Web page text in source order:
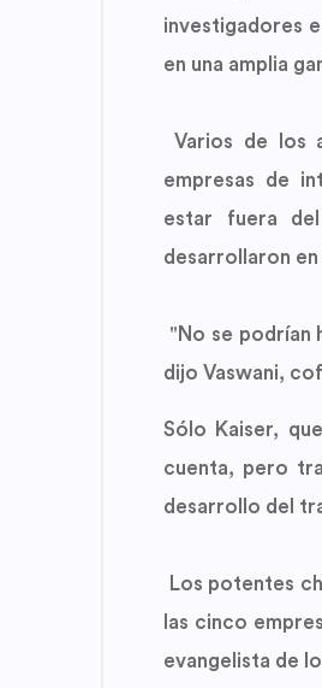
investigadores
en una amplia
Varios de los
empresas de
estar fuera
desarrollaron
"No se podrían
dijo Vaswani,
Sólo Kaiser,
cuenta, pero
desarrollo del
Los potentes
las cinco
evangelista de